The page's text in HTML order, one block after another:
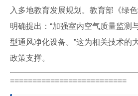
入多地教育发展规划。教育部《绿
明确提出：“加强室内空气质量监测
型通风净化设备。”这为相关技术的
政策支撑。
==========================